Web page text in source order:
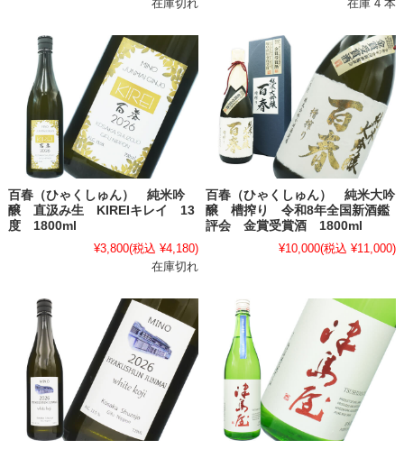
在庫切れ
在庫 4 本
百春（ひゃくしゅん） 純米吟
醸 直汲み生 KIREIキレイ 13
度 1800ml
¥3,800(税込 ¥4,180)
在庫切れ
百春（ひゃくしゅん） 純米大吟
醸 槽搾り 令和8年全国新酒鑑
評会 金賞受賞酒 1800ml
¥10,000(税込 ¥11,000)